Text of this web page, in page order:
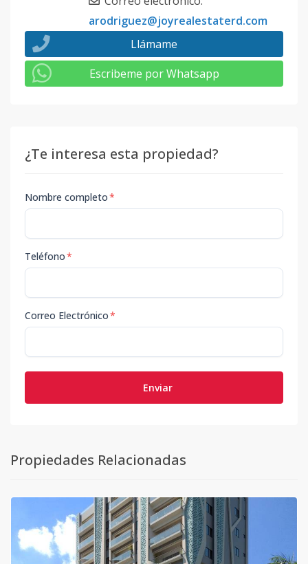
arodriguez@joyrealestaterd.com
Llámame
Escribeme por Whatsapp
¿Te interesa esta propiedad?
Nombre completo*
Teléfono*
Correo Electrónico*
Enviar
Propiedades Relacionadas